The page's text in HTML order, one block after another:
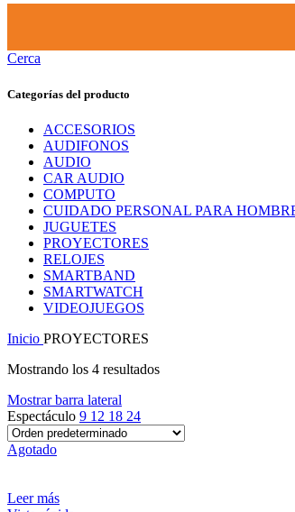
Cerca
Categorías del producto
ACCESORIOS
AUDIFONOS
AUDIO
CAR AUDIO
COMPUTO
CUIDADO PERSONAL PARA
JUGUETES
PROYECTORES
RELOJES
SMARTBAND
SMARTWATCH
VIDEOJUEGOS
Inicio PROYECTORES
Mostrando los 4 resultados
Mostrar barra lateral
Espectáculo 9 12 18 24
Agotado
Leer más